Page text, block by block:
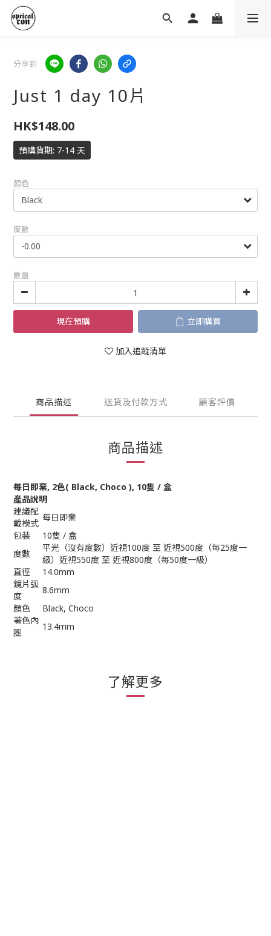
分享到
Just 1 day 10片
HK$148.00
預購貨期: 7-14 天
顏色
度數
數量
現在預購 立即購買
加入追蹤清單
商品描述 送貨及付款方式 顧客評價
商品描述
每日即棄, 2色( Black, Choco ), 10隻 / 盒
產品說明
建議配
戴模式
每日即棄
包裝
10隻 / 盒
度數
平光（沒有度數）近視100度 至 近視500度（每25度一
級）近視550度 至 近視800度（每50度一級）
直徑
14.0mm
鏡片弧
度
8.6mm
顏色
Black, Choco
著色內
圏
13.4mm
了解更多